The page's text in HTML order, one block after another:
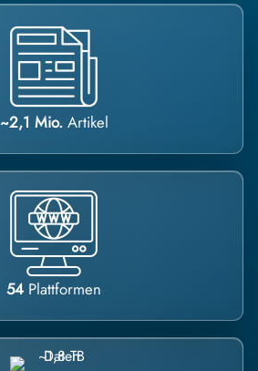
~2,1 Mio. Artikel
54 Plattformen